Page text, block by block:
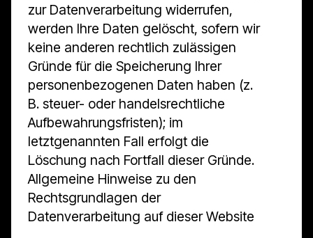
zur Datenverarbeitung widerrufen,
werden Ihre Daten gelöscht, sofern wir
keine anderen rechtlich zulässigen
Gründe für die Speicherung Ihrer
personenbezogenen Daten haben (z.
B. steuer- oder handelsrechtliche
Aufbewahrungsfristen); im
letztgenannten Fall erfolgt die
Löschung nach Fortfall dieser Gründe.
Allgemeine Hinweise zu den
Rechtsgrundlagen der
Datenverarbeitung auf dieser Website